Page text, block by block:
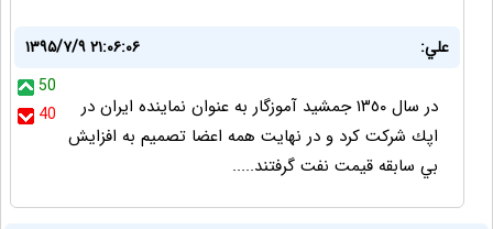
علي:
۱۳۹۵/۷/۹ ۲۱:۰۶:۰۶
50
40
در سال ١٣٥٠ جمشيد آموزگار به عنوان نماينده ايران در
اپك شركت كرد و در نهايت همه اعضا تصميم به افزايش
بي سابقه قيمت نفت گرفتند.....